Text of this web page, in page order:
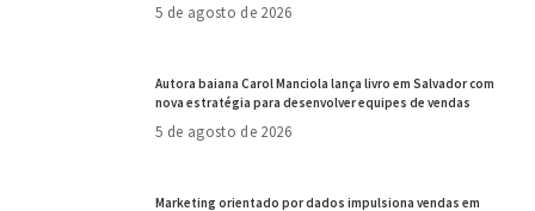
5 de agosto de 2026
Autora baiana Carol Manciola lança livro em Salvador com
nova estratégia para desenvolver equipes de vendas
5 de agosto de 2026
Marketing orientado por dados impulsiona vendas em